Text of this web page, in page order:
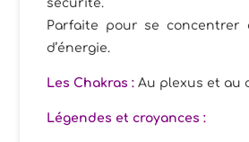
sécurité.
Parfaite pour se concentrer
d’énergie.
Les Chakras : Au plexus et au
Légendes et croyances :